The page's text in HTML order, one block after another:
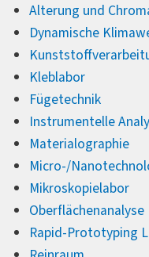
Alterung und
Dynamische
Kleblabor
Fügetechnik
Instrumentelle
Materialographie
Micro-/
Mikroskopielabor
Oberflächenanalyse
Rapid-Prototyping